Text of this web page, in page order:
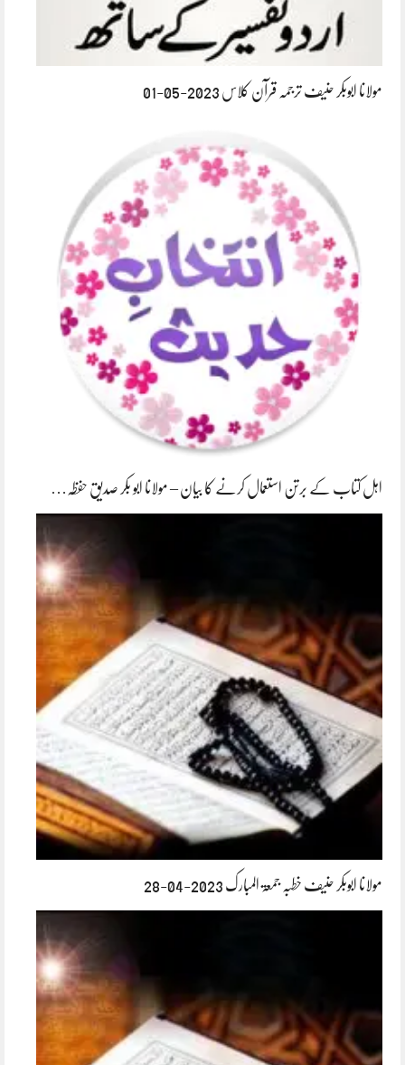
مولانا ابوبکر حنیف ترجمہ قرآن کلاس 2023-05-01
اہل کتاب کے برتن استعمال کرنے کا بیان – مولانا ابو بکر صدیق حفظہ…
مولانا ابوبکر حنیف خطبہ جمعۃ المبارک 2023-04-28